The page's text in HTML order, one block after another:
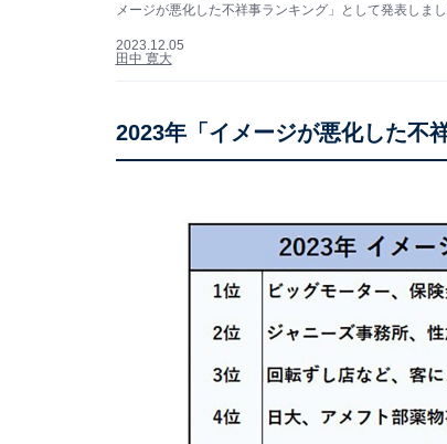
メージが悪化した不祥事ランキング」として発表しま
2023.12.05
田中 寛大
2023年「イメージが悪化した不